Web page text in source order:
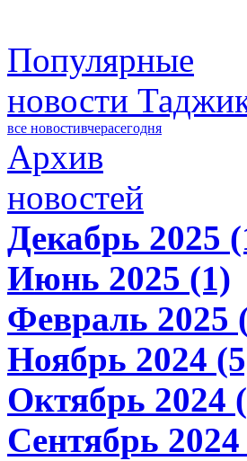
Популярные
новости
все новостивчерасегодня
Архив
новостей
Декабрь 2025
Июнь 2025 (1)
Февраль 2025
Ноябрь 2024
Октябрь 2024
Сентябрь